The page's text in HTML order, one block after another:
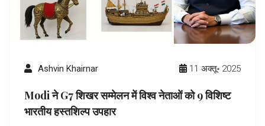
Ashvin Khairnar 11 अक्तू॰ 2025
Modi ने G7 शिखर सम्मेलन में विश्व नेताओं को 9 विशिष्ट
भारतीय हस्तशिल्प उपहार